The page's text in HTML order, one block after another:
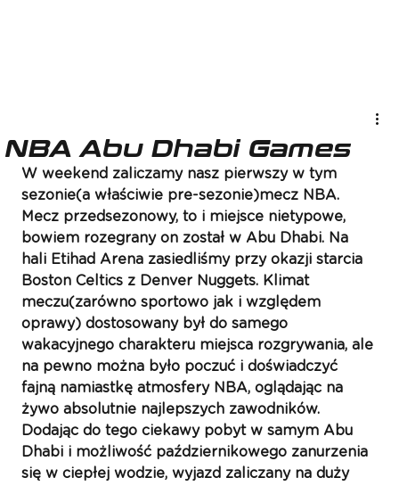
NBA Abu Dhabi Games
W weekend zaliczamy nasz pierwszy w tym
sezonie(a właściwie pre-sezonie)mecz NBA.
Mecz przedsezonowy, to i miejsce nietypowe,
bowiem rozegrany on został w Abu Dhabi. Na
hali Etihad Arena zasiedliśmy przy okazji starcia
Boston Celtics z Denver Nuggets. Klimat
meczu(zarówno sportowo jak i względem
oprawy) dostosowany był do samego
wakacyjnego charakteru miejsca rozgrywania, ale
na pewno można było poczuć i doświadczyć
fajną namiastkę atmosfery NBA, oglądając na
żywo absolutnie najlepszych zawodników.
Dodając do tego ciekawy pobyt w samym Abu
Dhabi i możliwość październikowego zanurzenia
się w ciepłej wodzie, wyjazd zaliczany na duży